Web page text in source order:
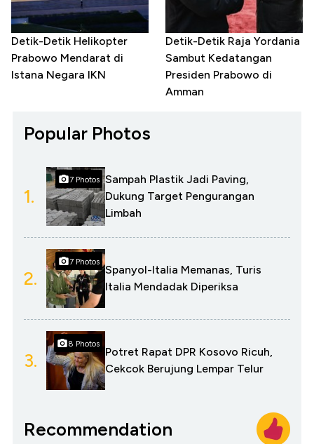
Detik-Detik Helikopter
Prabowo Mendarat di
Istana Negara IKN
Detik-Detik Raja Yordania
Sambut Kedatangan
Presiden Prabowo di
Amman
Popular Photos
1.
7 Photos
Sampah Plastik Jadi Paving,
Dukung Target Pengurangan
Limbah
2.
7 Photos
Spanyol-Italia Memanas, Turis
Italia Mendadak Diperiksa
3.
8 Photos
Potret Rapat DPR Kosovo Ricuh,
Cekcok Berujung Lempar Telur
Recommendation